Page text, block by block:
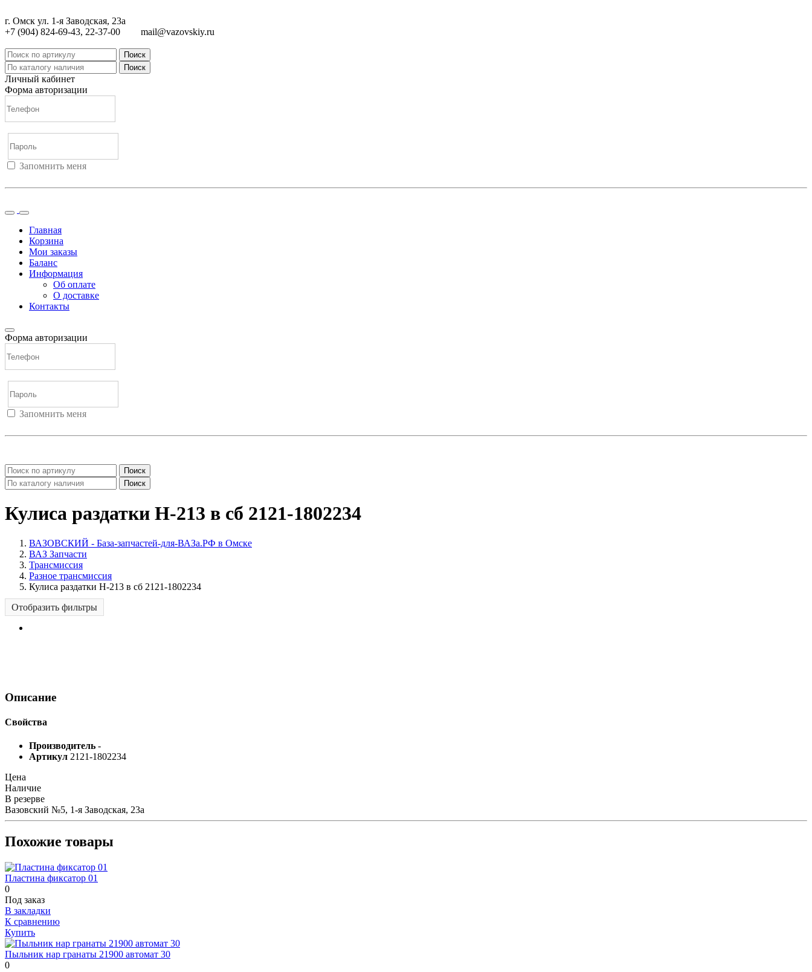
г. Омск ул. 1-я Заводская, 23а
+7 (904) 824-69-43, 22-37-00
mail@vazovskiy.ru
Поиск
Поиск
Личный кабинет
Форма авторизации
Запомнить меня
Главная
Корзина
Мои заказы
Баланс
Информация
Об оплате
О доставке
Контакты
Форма авторизации
Запомнить меня
Поиск
Поиск
Кулиса раздатки Н-213 в сб 2121-1802234
ВАЗОВСКИЙ - База-запчастей-для-ВАЗа.РФ в Омске
ВАЗ Запчасти
Трансмиссия
Разное трансмиссия
Кулиса раздатки Н-213 в сб 2121-1802234
Отобразить фильтры
Описание
Свойства
Производитель -
Артикул 2121-1802234
Цена
Наличие
В резерве
Вазовский №5, 1-я Заводская, 23а
Похожие товары
Пластина фиксатор 01
0
Под заказ
В закладки
К сравнению
Купить
Пыльник нар гранаты 21900 автомат 30
0